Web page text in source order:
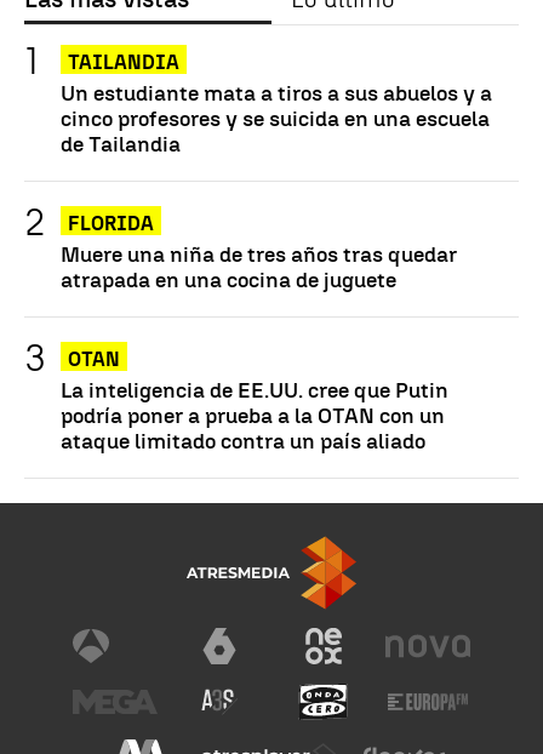
TAILANDIA
Un estudiante mata a tiros a sus abuelos y a
cinco profesores y se suicida en una escuela
de Tailandia
FLORIDA
Muere una niña de tres años tras quedar
atrapada en una cocina de juguete
OTAN
La inteligencia de EE.UU. cree que Putin
podría poner a prueba a la OTAN con un
ataque limitado contra un país aliado